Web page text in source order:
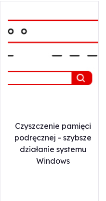
Czyszczenie pamięci
podręcznej - szybsze
działanie systemu
Windows